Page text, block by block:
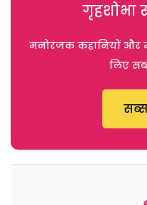
गृहशोभा
मनोरंजक कहानियों और
लिए